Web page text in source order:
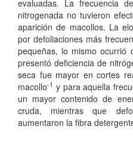
evaluadas. La frecuencia
nitrogenada no tuvieron
aparición de macollos. La
por defoliaciones más
pequeñas, lo mismo ocurrió
presentó deficiencia de
seca fue mayor en cortes
macollo-1 y para aquella
un mayor contenido de
cruda, mientras que
aumentaron la fibra